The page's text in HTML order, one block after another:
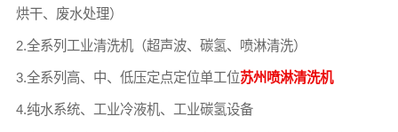
烘干、废水处理）
2.全系列工业清洗机（超声波、碳氢、喷淋清洗）
3.全系列高、中、低压定点定位单工位苏州喷淋清洗机
4.纯水系统、工业冷液机、工业碳氢设备